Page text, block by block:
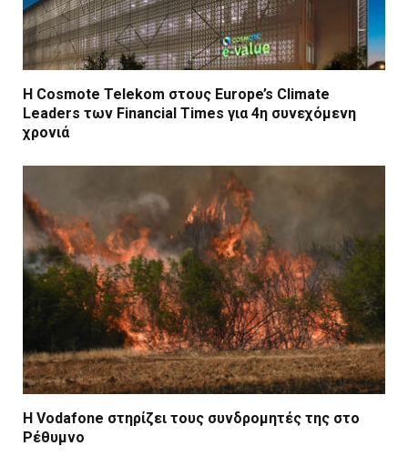
Η Cosmote Telekom στους Europe’s Climate
Leaders των Financial Times για 4η συνεχόμενη
χρονιά
Η Vodafone στηρίζει τους συνδρομητές της στο
Ρέθυμνο